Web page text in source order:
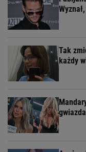
Tak
każdy